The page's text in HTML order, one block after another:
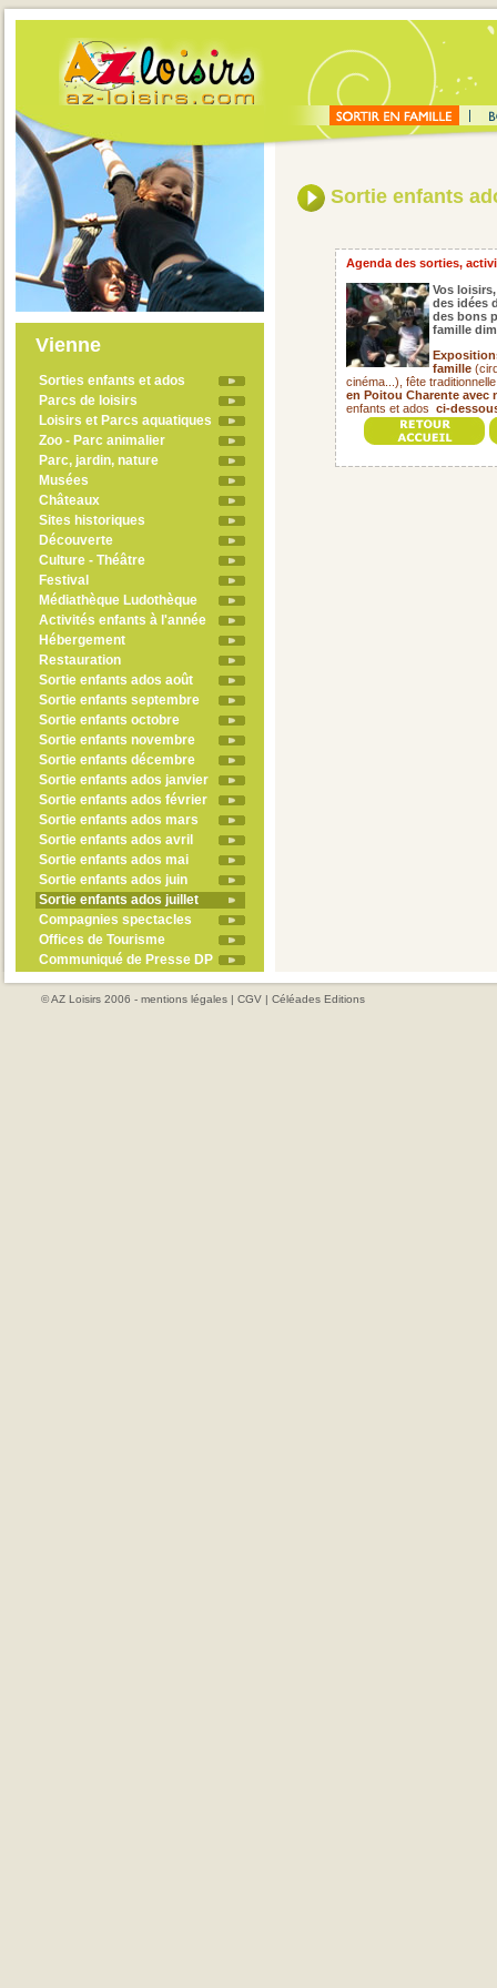
Vienne
Sorties enfants et ados
Parcs de loisirs
Loisirs et Parcs aquatiques
Zoo - Parc animalier
Parc, jardin, nature
Musées
Châteaux
Sites historiques
Découverte
Culture - Théâtre
Festival
Médiathèque Ludothèque
Activités enfants à l'année
Hébergement
Restauration
Sortie enfants ados août
Sortie enfants septembre
Sortie enfants octobre
Sortie enfants novembre
Sortie enfants décembre
Sortie enfants ados janvier
Sortie enfants ados février
Sortie enfants ados mars
Sortie enfants ados avril
Sortie enfants ados mai
Sortie enfants ados juin
Sortie enfants ados juillet
Compagnies spectacles
Offices de Tourisme
Communiqué de Presse DP
Sortie enfants
Agenda des sorties,
Vos
des idées
des bons
famille
famille
cinéma...), fête
en Poitou Charente avec
enfants et ados ci-
© AZ Loisirs 2006 - mentions légales | CGV | Céléades Editions